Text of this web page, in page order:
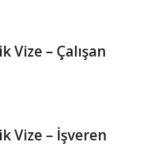
– Çalışan
Vize – İşveren